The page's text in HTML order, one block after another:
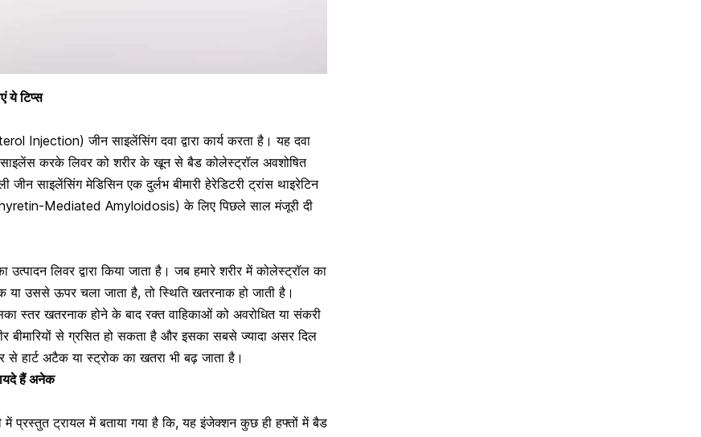
ये टिप्स
Injection) जीन साइलेंसिंग दवा द्वारा कार्य करता है। यह दवा
करके लिवर को शरीर के खून से बैड कोलेस्ट्रॉल अवशोषित
साइलेंसिंग मेडिसिन एक दुर्लभ बीमारी हेरेडिटरी ट्रांस थाइरेटिन
Mediated Amyloidosis) के लिए पिछले साल मंजूरी दी
लिवर द्वारा किया जाता है। जब हमारे शरीर में कोलेस्ट्रॉल का
या उससे ऊपर चला जाता है, तो स्थिति खतरनाक हो जाती है।
स्तर खतरनाक होने के बाद रक्त वाहिकाओं को अवरोधित या संकरी
से ग्रसित हो सकता है और इसका सबसे ज्यादा असर दिल
से हार्ट अटैक यास्ट्रोक का खतरा भी बढ़ जाता है।
हैं अनेक
में प्रस्तुत ट्रायल में बताया गया है कि, यह इंजेक्शन कुछ ही हफ्तों में बैड